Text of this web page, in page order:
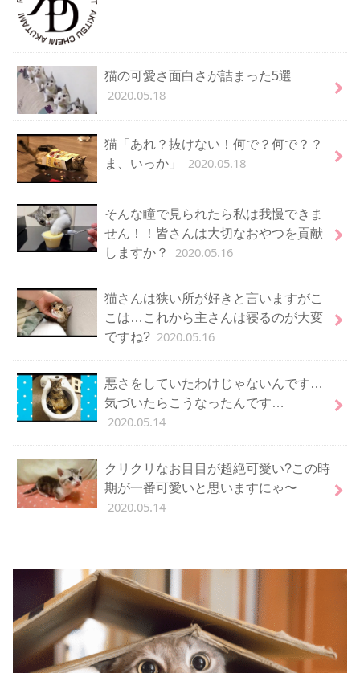
猫の可愛さ面白さが詰まった5選
2020.05.18
猫「あれ？抜けない！何で？何で？？
ま、いっか」
2020.05.18
そんな瞳で見られたら私は我慢できま
せん！！皆さんは大切なおやつを貢献
しますか？
2020.05.16
猫さんは狭い所が好きと言いますがこ
こは…これから主さんは寝るのが大変
ですね? 2020.05.16
悪さをしていたわけじゃないんです…
気づいたらこうなったんです…
2020.05.14
クリクリなお目目が超絶可愛い?この時
期が一番可愛いと思いますにゃ〜
2020.05.14